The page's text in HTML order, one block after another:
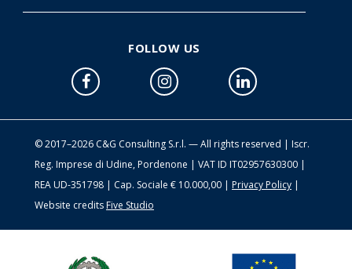
FOLLOW US
© 2017–2026 C&G Consulting S.r.l. — All rights reserved | Iscr.
Reg. Imprese di Udine, Pordenone | VAT ID IT02957630300 |
REA UD-351798 | Cap. Sociale € 10.000,00 | Privacy Policy |
Website creditsFive Studio